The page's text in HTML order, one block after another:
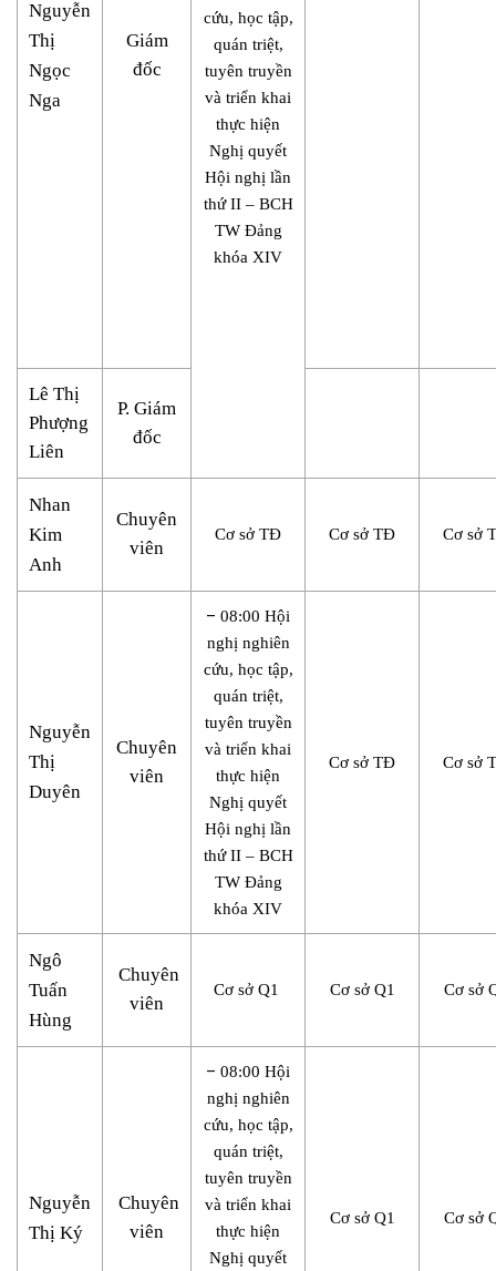
Nguyễn
Thị
Ngọc
Nga
Giám
đốc
cứu, học tập,
quán triệt,
tuyên truyền
và triển khai
thực hiện
Nghị quyết
Hội nghị lần
thứ II – BCH
TW Đảng
khóa XIV
Lê Thị
Phượng
Liên
P. Giám
đốc
Nhan
Kim
Anh
Chuyên
viên
Cơ sở TĐ Cơ sở TĐ Cơ sở
Nguyễn
Thị
Duyên
Chuyên
viên
– 08:00 Hội
nghị nghiên
cứu, học tập,
quán triệt,
tuyên truyền
và triển khai
thực hiện
Nghị quyết
Hội nghị lần
thứ II – BCH
TW Đảng
khóa XIV
Cơ sở TĐ Cơ sở
Ngô
Tuấn
Hùng
Chuyên
viên
Cơ sở Q1 Cơ sở Q1 Cơ sở
Nguyễn
Thị Ký
Chuyên
viên
– 08:00 Hội
nghị nghiên
cứu, học tập,
quán triệt,
tuyên truyền
và triển khai
thực hiện
Nghị quyết
Cơ sở Q1 Cơ sở